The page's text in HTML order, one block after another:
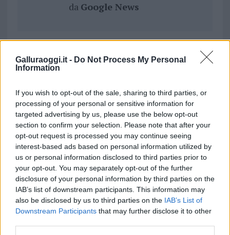
Galluraoggi.it - Do Not Process My Personal
Information
If you wish to opt-out of the sale, sharing to third parties, or
processing of your personal or sensitive information for
targeted advertising by us, please use the below opt-out
section to confirm your selection. Please note that after your
opt-out request is processed you may continue seeing
interest-based ads based on personal information utilized by
us or personal information disclosed to third parties prior to
your opt-out. You may separately opt-out of the further
disclosure of your personal information by third parties on the
IAB’s list of downstream participants. This information may
also be disclosed by us to third parties on the IAB’s List of
Downstream Participants that may further disclose it to other
da Google News
F
a
ce
b
o
o
k
T
w
it
te
r
Pi
n
te
re
st
W
at
s
A
p
p
S
h
a
re
Articolo precedente
Prossimo articolo
NOTIZIE RECENTI
“Sul filo del discorso”: sold out ad Olbia per il
reading su Atzeni